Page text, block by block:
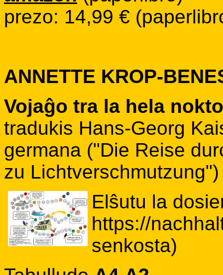
prezo: 14,99 €
ANNETTE KROP-
Vojaĝo tra la hela nokto
tradukis Hans-Georg
germana ("Die Reise
zu
Elŝutu la
https://
senkosta)